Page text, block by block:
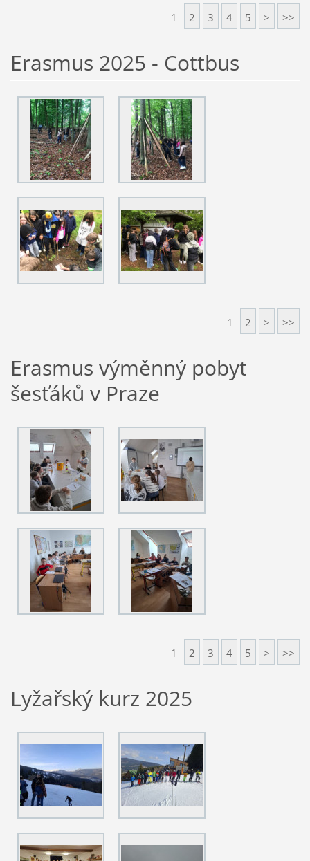
1 2 3 4 5 > >>
Erasmus 2025 - Cottbus
1 2 > >>
Erasmus výměnný pobyt
šesťáků v Praze
1 2 3 4 5 > >>
Lyžařský kurz 2025